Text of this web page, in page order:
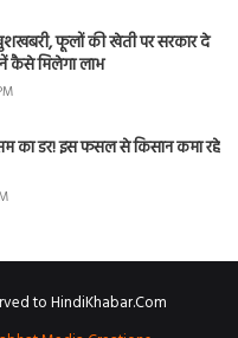
फूलों की खेती पर सरकार दे
कैसे मिलेगा लाभ
का डर! इस फसल से किसान कमा रहे
to HindiKhabar.Com